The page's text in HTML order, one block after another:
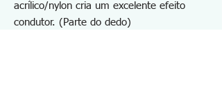
acrílico/nylon cria um excelente efeito
condutor. (Parte do dedo)